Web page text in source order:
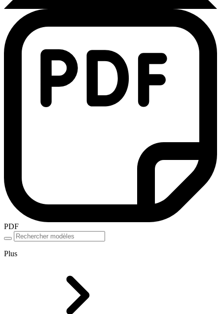
PDF
Plus